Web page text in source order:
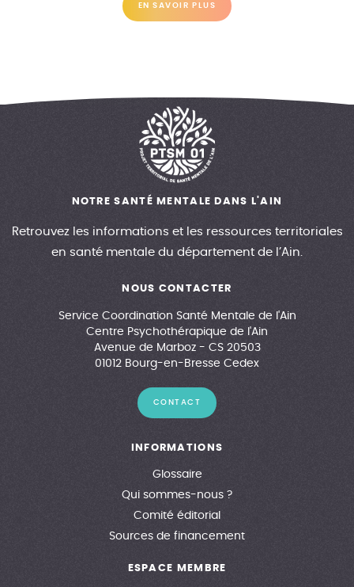
EN SAVOIR PLUS
NOTRE SANTÉ MENTALE DANS L'AIN
Retrouvez les informations et les ressources territoriales
en santé mentale du département de l’Ain.
NOUS CONTACTER
Service Coordination Santé Mentale de l'Ain
Centre Psychothérapique de l'Ain
Avenue de Marboz - CS 20503
01012 Bourg-en-Bresse Cedex
CONTACT
INFORMATIONS
Glossaire
Qui sommes-nous ?
Comité éditorial
Sources de financement
ESPACE MEMBRE